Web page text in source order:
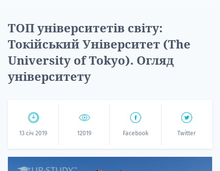
ТОП університетів світу:
Токійський Університет (The
University of Tokyo). Огляд
університету
13 січ 2019 12019 Facebook Twitter